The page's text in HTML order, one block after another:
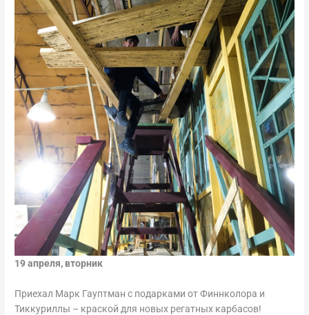
19 апреля, вторник
Приехал Марк Гауптман с подарками от Финнколора и
Тиккуриллы – краской для новых регатных карбасов!